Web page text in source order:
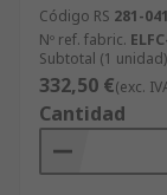
Código RS 281-
Nº ref. fabric.
Subtotal (1 unidad)
332,50 €(exc.
Cantidad